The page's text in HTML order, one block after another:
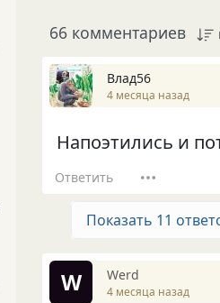
66 комментариев
Влад56
4 месяца назад
Напоэтились и
Ответить
Показать 11
W Werd
4 месяца назад